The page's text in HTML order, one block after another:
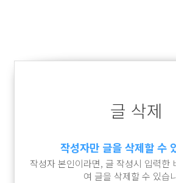
글 삭제
작성자만 글을 삭제할 수
작성자 본인이라면, 글 작성시 입력한
여 글을 삭제할 수 있습